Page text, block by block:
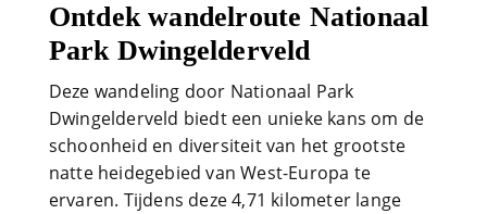
Ontdek wandelroute Nationaal
Park Dwingelderveld
Deze wandeling door Nationaal Park
Dwingelderveld biedt een unieke kans om de
schoonheid en diversiteit van het grootste
natte heidegebied van West-Europa te
ervaren. Tijdens deze 4,71 kilometer lange